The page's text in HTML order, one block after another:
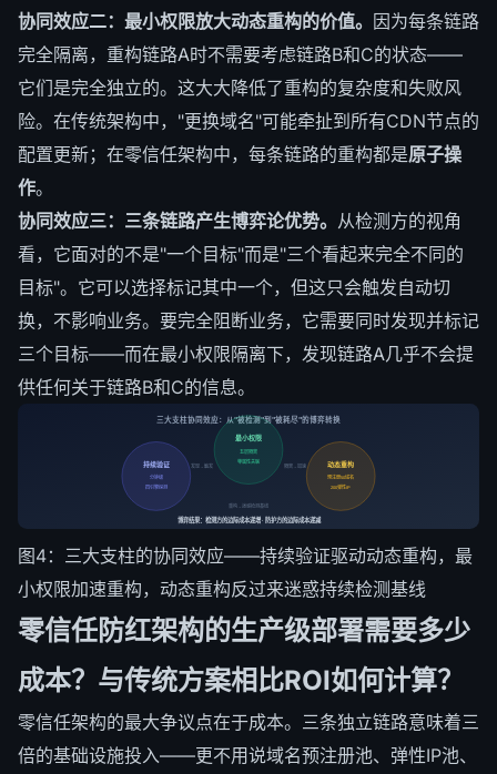
协同效应二：最小权限放大动态重构的价值。 因为每条链路
完全隔离，重构链路A时不需要考虑链路B和C的状态——
它们是完全独立的。这大大降低了重构的复杂度和失败风
险。在传统架构中，"更换域名"可能牵扯到所有CDN节点的
配置更新；在零信任架构中，每条链路的重构都是原子操
作。
协同效应三：三条链路产生博弈论优势。 从检测方的视角
看，它面对的不是"一个目标"而是"三个看起来完全不同的
目标"。它可以选择标记其中一个，但这只会触发自动切
换，不影响业务。要完全阻断业务，它需要同时发现并标记
三个目标——而在最小权限隔离下，发现链路A几乎不会提
供任何关于链路B和C的信息。
三大支柱协同效应：从"被检测"到"被耗尽"的博弈转换
持续验证
分钟级
四引擎探测
最小权限
五层隔离
零属性关联 动态重构
预注册50域名
200弹性IP
发现→触发 隔离→加速
重构→迷惑检测基线
博弈结果：检测方的边际成本递增 · 防护方的边际成本递减
图4：三大支柱的协同效应——持续验证驱动动态重构，最
小权限加速重构，动态重构反过来迷惑持续检测基线
零信任防红架构的生产级部署需要多少
成本？与传统方案相比ROI如何计算？
零信任架构的最大争议点在于成本。三条独立链路意味着三
倍的基础设施投入——更不用说域名预注册池、弹性IP池、